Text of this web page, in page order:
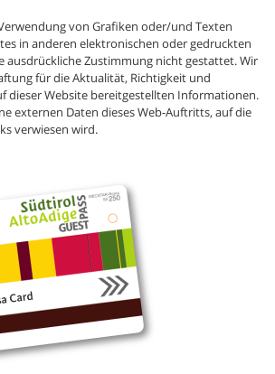
von Grafiken oder/und Texten
in anderen elektronischen oder gedruckten
ausdrückliche Zustimmung nicht gestattet. Wir
für die Aktualität, Richtigkeit und
dieser Website bereitgestellten Informationen.
externen Daten dieses Web-Auftritts, auf die
verwiesen wird.